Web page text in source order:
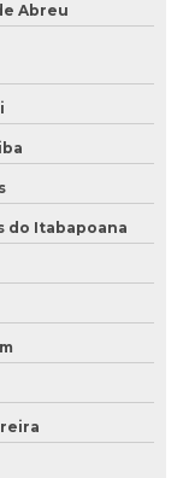
Abreu
do Itabapoana